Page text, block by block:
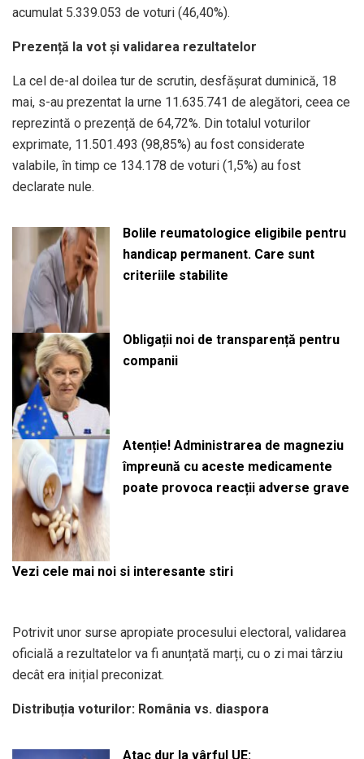
acumulat 5.339.053 de voturi (46,40%).
Prezență la vot și validarea rezultatelor
La cel de-al doilea tur de scrutin, desfășurat duminică, 18
mai, s-au prezentat la urne 11.635.741 de alegători, ceea ce
reprezintă o prezență de 64,72%. Din totalul voturilor
exprimate, 11.501.493 (98,85%) au fost considerate
valabile, în timp ce 134.178 de voturi (1,5%) au fost
declarate nule.
Bolile reumatologice eligibile pentru
handicap permanent. Care sunt
criteriile stabilite
Obligații noi de transparență pentru
companii
Atenție! Administrarea de magneziu
împreună cu aceste medicamente
poate provoca reacții adverse grave
Vezi cele mai noi si interesante stiri
Potrivit unor surse apropiate procesului electoral, validarea
oficială a rezultatelor va fi anunțată marți, cu o zi mai târziu
decât era inițial preconizat.
Distribuția voturilor: România vs. diaspora
Atac dur la vârful UE: